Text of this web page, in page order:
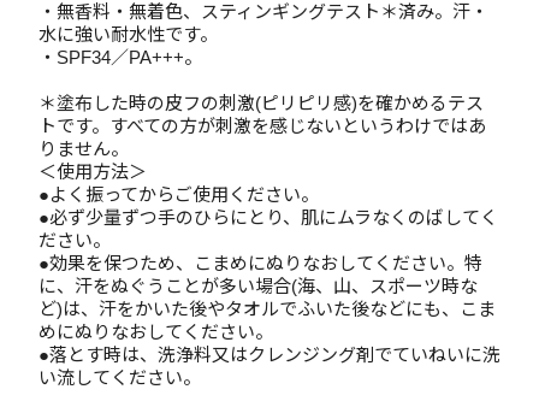
・無香料・無着色、スティンギングテスト＊済み。汗・
水に強い耐水性です。
・SPF34／PA+++。
＊塗布した時の皮フの刺激(ピリピリ感)を確かめるテス
トです。すべての方が刺激を感じないというわけではあ
りません。
＜使用方法＞
●よく振ってからご使用ください。
●必ず少量ずつ手のひらにとり、肌にムラなくのばしてく
ださい。
●効果を保つため、こまめにぬりなおしてください。特
に、汗をぬぐうことが多い場合(海、山、スポーツ時な
ど)は、汗をかいた後やタオルでふいた後などにも、こま
めにぬりなおしてください。
●落とす時は、洗浄料又はクレンジング剤でていねいに洗
い流してください。